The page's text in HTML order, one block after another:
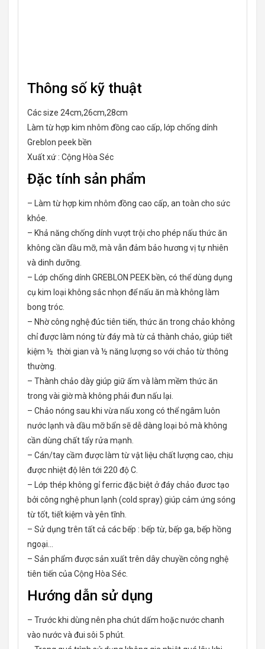
Thông số kỹ thuật
Các size 24cm,26cm,28cm
Làm từ hợp kim nhôm đồng cao cấp, lớp chống dính
Greblon peek bền
Xuất xứ : Cộng Hòa Séc
Đặc tính sản phẩm
– Làm từ hợp kim nhôm đồng cao cấp, an toàn cho sức
khỏe.
– Khả năng chống dính vượt trội cho phép nấu thức ăn
không cần dầu mỡ, mà vẫn đảm bảo hương vị tự nhiên
và dinh dưỡng.
– Lớp chống dính GREBLON PEEK bền, có thể dùng dụng
cụ kim loại không sắc nhọn để nấu ăn mà không làm
bong tróc.
– Nhờ công nghệ đúc tiên tiến, thức ăn trong chảo không
chỉ được làm nóng từ đáy mà từ cả thành chảo, giúp tiết
kiệm ½ thời gian và ½ năng lượng so với chảo từ thông
thường.
– Thành chảo dày giúp giữ ấm và làm mềm thức ăn
trong vài giờ mà không phải đun nấu lại.
– Chảo nóng sau khi vừa nấu xong có thể ngâm luôn
nước lạnh và dầu mỡ bẩn sẽ dễ dàng loại bỏ mà không
cần dùng chất tẩy rửa mạnh.
– Cán/tay cầm được làm từ vật liệu chất lượng cao, chịu
được nhiệt độ lên tới 220 độ C.
– Lớp thép không gỉ ferric đặc biệt ở đáy chảo đươc tạo
bởi công nghệ phun lạnh (cold spray) giúp cảm ứng sóng
từ tốt, tiết kiệm và yên tĩnh.
– Sử dụng trên tất cả các bếp : bếp từ, bếp ga, bếp hồng
ngoại…
– Sản phẩm được sản xuất trên dây chuyền công nghệ
tiên tiến của Cộng Hòa Séc.
Hướng dẫn sử dụng
– Trước khi dùng nên pha chút dấm hoặc nước chanh
vào nước và đui sôi 5 phút.